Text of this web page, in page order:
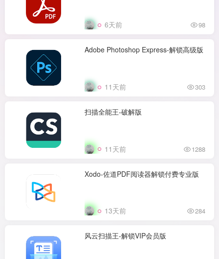
6天前 98
Adobe Photoshop Express-解锁高级版
11天前 303
扫描全能王-破解版
11天前 1288
Xodo-佐道PDF阅读器解锁付费专业版
13天前 284
风云扫描王-解锁VIP会员版